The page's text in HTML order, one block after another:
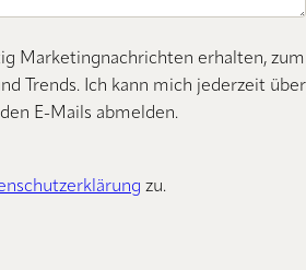
Marketingnachrichten erhalten, zum
Trends. Ich kann mich jederzeit über
E-Mails abmelden.
zu.